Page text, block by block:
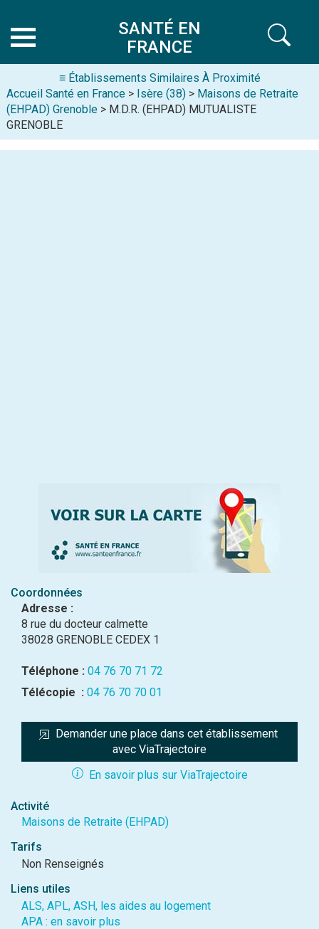
SANTÉ EN
FRANCE
≡ Établissements Similaires À Proximité
Accueil Santé en France > Isère (38) > Maisons de Retraite
(EHPAD) Grenoble > M.D.R. (EHPAD) MUTUALISTE
GRENOBLE
Coordonnées
Adresse :
8 rue du docteur calmette
38028 GRENOBLE CEDEX 1
Téléphone : 04 76 70 71 72
Télécopie : 04 76 70 70 01
Demander une place dans cet établissement
avec ViaTrajectoire
En savoir plus sur ViaTrajectoire
Activité
Maisons de Retraite (EHPAD)
Tarifs
Non Renseignés
Liens utiles
ALS, APL, ASH, les aides au logement
APA : en savoir plus